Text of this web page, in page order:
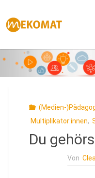
Inhalt
springen
(Medien-
Multiplikator:innen,
Du
Von